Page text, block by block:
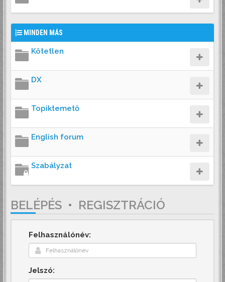
MINDEN MÁS
Kötetlen
DX
Topiktemető
English forum
Szabályzat
BELÉPÉS • REGISZTRÁCIÓ
Felhasználónév:
Jelszó: